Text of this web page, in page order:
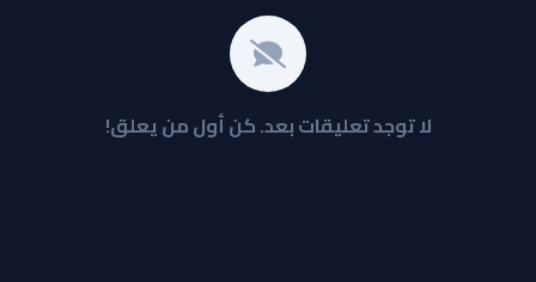
لا توجد تعليقات بعد. كن أول من يعلق!